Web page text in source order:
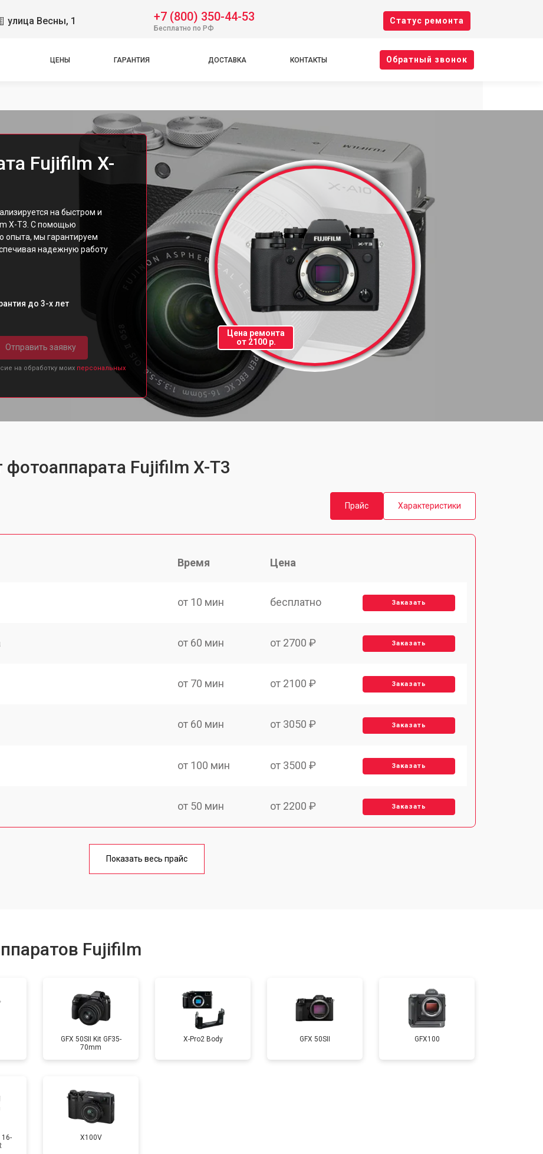
улица Весны, 1 +7 (800) 350-44-53
Бесплатно по РФ
Cтатус ремонта
ЦЕНЫ ГАРАНТИЯ ДОСТАВКА КОНТАКТЫ Oбратный звонок
Fujifilm X-
на быстром и
X-T3. С помощью
опыта, мы гарантируем
надежную работу
до 3-х лет
Отправить заявку
на обработку моих персональных
Цена ремонта
от 2100 р.
Fujifilm X-T3
Прайс
Характеристики
Время Цена
от 10 мин бесплатно Заказать
от 60 мин от 2700 ₽ Заказать
от 70 мин от 2100 ₽ Заказать
от 60 мин от 3050 ₽ Заказать
от 100 мин от 3500 ₽ Заказать
от 50 мин от 2200 ₽ Заказать
от 80 мин
от 80 мин от 2300 ₽ Заказать
Показать весь прайс
Fujifilm
GFX 50SII Kit GF35-
70mm
X-Pro2 Body GFX 50SII GFX100
16-
X100V